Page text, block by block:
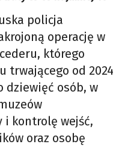
policja
operację w
którego
trwającego od 2024
dziewięć osób, w
i kontrolę wejść,
oraz osobę